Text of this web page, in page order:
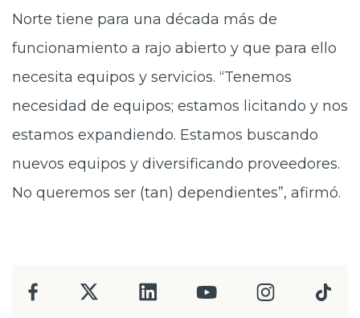
Norte tiene para una década más de
funcionamiento a rajo abierto y que para ello
necesita equipos y servicios. “Tenemos
necesidad de equipos; estamos licitando y nos
estamos expandiendo. Estamos buscando
nuevos equipos y diversificando proveedores.
No queremos ser (tan) dependientes”, afirmó.